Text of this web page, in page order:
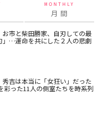
MONTHLY
月 間
お市と柴田勝家、自刃しての最
」…運命を共にした２人の悲劇
秀吉は本当に「女狂い」だった
彩った11人の側室たちを時系列